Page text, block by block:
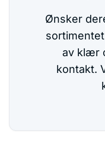
Ønsker
av klær
kontakt.